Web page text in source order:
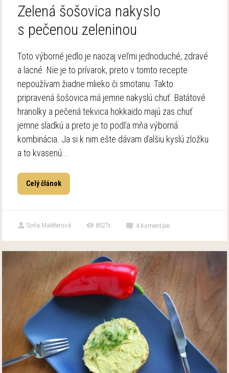
Zelená šošovica nakyslo
s pečenou zeleninou
Toto výborné jedlo je naozaj veľmi jednoduché, zdravé
a lacné. Nie je to prívarok, preto v tomto recepte
nepoužívam žiadne mlieko či smotanu. Takto
pripravená šošovica má jemne nakyslú chuť. Batátové
hranolky a pečená tekvica hokkaido majú zas chuť
jemne sladkú a preto je to podľa mňa výborná
kombinácia. Ja si k nim ešte dávam ďalšiu kyslú zložku
a to kvasenú...
Celý článok
Soňa Maléterová 8527x 4 Komentáre